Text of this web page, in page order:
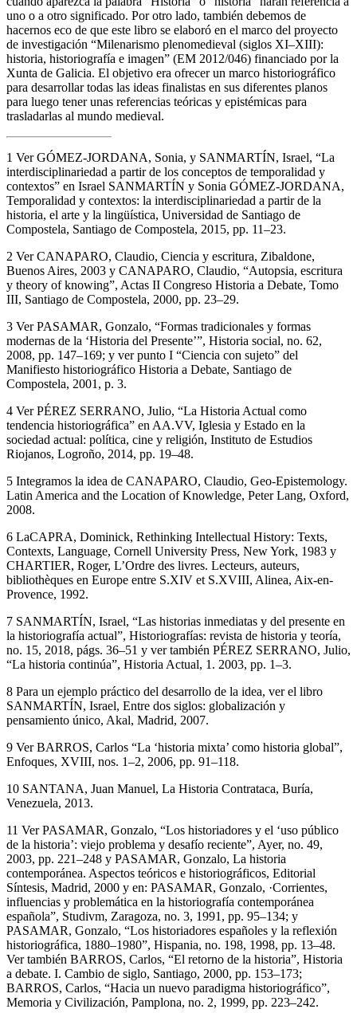
cuando aparezca la palabra “Historia” o “historia” harán referencia a
uno o a otro significado. Por otro lado, también debemos de
hacernos eco de que este libro se elaboró en el marco del proyecto
de investigación “Milenarismo plenomedieval (siglos XI–XIII):
historia, historiografía e imagen” (EM 2012/046) financiado por la
Xunta de Galicia. El objetivo era ofrecer un marco historiográfico
para desarrollar todas las ideas finalistas en sus diferentes planos
para luego tener unas referencias teóricas y epistémicas para
1 Ver GÓMEZ-JORDANA, Sonia, y SANMARTÍN, Israel, “La
interdisciplinariedad a partir de los conceptos de temporalidad y
contextos” en Israel SANMARTÍN y Sonia GÓMEZ-JORDANA,
Temporalidad y contextos: la interdisciplinariedad a partir de la
historia, el arte y la lingüística, Universidad de Santiago de
2 Ver CANAPARO, Claudio,Ciencia y escritura, Zibaldone,
Buenos Aires, 2003 y CANAPARO, Claudio, “Autopsia, escritura
y theory of knowing”,Actas II Congreso Historia a Debate
3 Ver PASAMAR, Gonzalo, “Formas tradicionales y formas
modernas de la ‘Historia del Presente’”,Historia social , no. 62,
2008, pp. 147–169; y ver punto I “Ciencia con sujeto” del
Manifiesto historiográfico Historia a Debate
4 Ver PÉREZ SERRANO, Julio, “La Historia Actual como
tendencia historiográfica” en AA.VV, Iglesia yEstado en la
sociedad actual: política, cine y religión
5 Integramos la idea de CANAPARO, Claudio,Geo-Epistemology.
Latin America and the Location of Knowledge
6 LaCAPRA, Dominick,Rethinking Intellectual History: Texts,
Contexts, Language, Cornell University Press, New York, 1983 y
CHARTIER, Roger,L’Ordre des livres. Lecteurs, auteurs,
bibliothèques en Europe entre S.XIV et S.XVIII
7 SANMARTÍN, Israel, “Las historias inmediatas y del presente en
la historiografía actual”,Historiografías: revista de historia y teoría,
no. 15, 2018, págs. 36–51 y ver también PÉREZ SERRANO, Julio,
8 Para un ejemplo práctico del desarrollo de la idea, ver el libro
SANMARTÍN, Israel,Entre dos siglos: globalización y
9 Ver BARROS, Carlos “La ‘historia mixta’ como historia global”,
10 SANTANA, Juan Manuel,
11 Ver PASAMAR, Gonzalo, “Los historiadores y el ‘uso público
de la historia’: viejo problema y desafío reciente”,Ayer, no. 49,
2003, pp. 221–248 y PASAMAR, Gonzalo,La historia
contemporánea. Aspectos teóricos e historiográficos , Editorial
Síntesis, Madrid, 2000 y en: PASAMAR, Gonzalo, ·Corrientes,
influencias y problemática en la historiografía contemporánea
española”,Studivm, Zaragoza, no. 3, 1991, pp. 95–134; y
PASAMAR, Gonzalo, “Los historiadores españoles y la reflexión
historiográfica, 1880–1980”,Hispania, no. 198, 1998, pp. 13–48.
Ver también BARROS, Carlos, “El retorno de la historia”,
a debate. I. Cambio de siglo, Santiago, 2000, pp. 153–173;
BARROS, Carlos, “Hacia un nuevo paradigma historiográfico”,